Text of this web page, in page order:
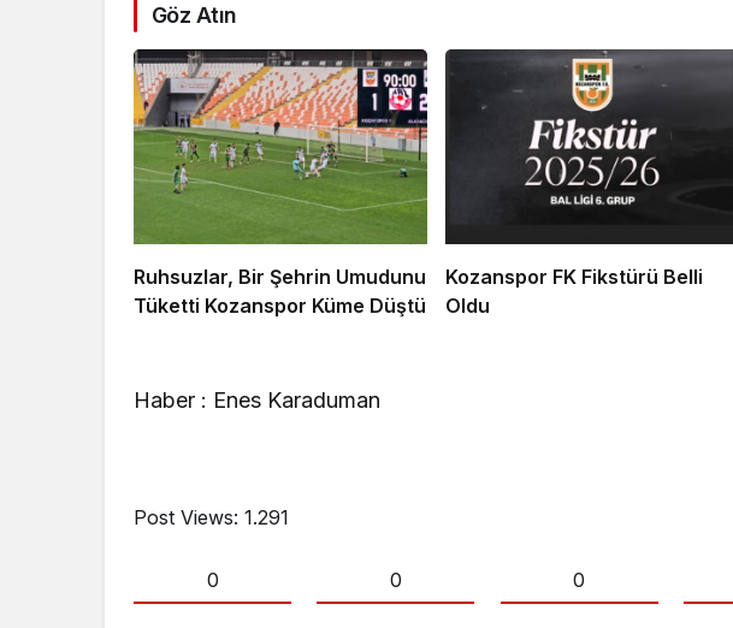
Göz Atın
Ruhsuzlar, Bir Şehrin Umudunu
Tüketti Kozanspor Küme Düştü
Kozanspor FK Fikstürü Belli
Oldu
Haber : Enes Karaduman
Post Views: 1.291
0 0 0